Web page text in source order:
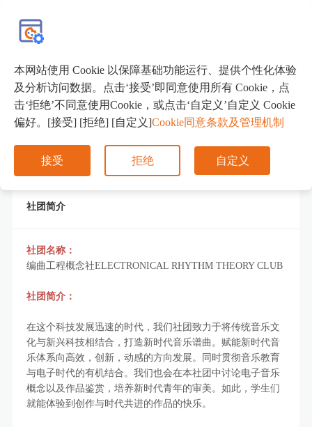
编曲工程概念社
ELECTRONICAL
RHYTHM THEORY CLUB
社团简介
社团名称：
编曲工程概念社ELECTRONICAL RHYTHM THEORY CLUB
社团简介：
在这个科技发展迅速的时代，我们社团致力于将传统音乐文
化与新兴科技相结合，打造新时代音乐谱曲。赋能新时代音
乐体系向高效，创新，动感的方向发展。同时贯彻音乐教育
与电子时代的有机结合。我们也会在本社团中讨论电子音乐
概念以及作品鉴赏，培养新时代青年的审美。如此，学生们
就能体验到创作与时代共进的作品的快乐。
本网站使用 Cookie 以保障基础功能运行、提供个性化体验
及分析访问数据。点击‘接受’即同意使用所有 Cookie，点
击‘拒绝’不同意使用Cookie，或点击‘自定义’自定义 Cookie
偏好。[接受] [拒绝] [自定义]Cookie同意条款及管理机制
接受 拒绝 自定义